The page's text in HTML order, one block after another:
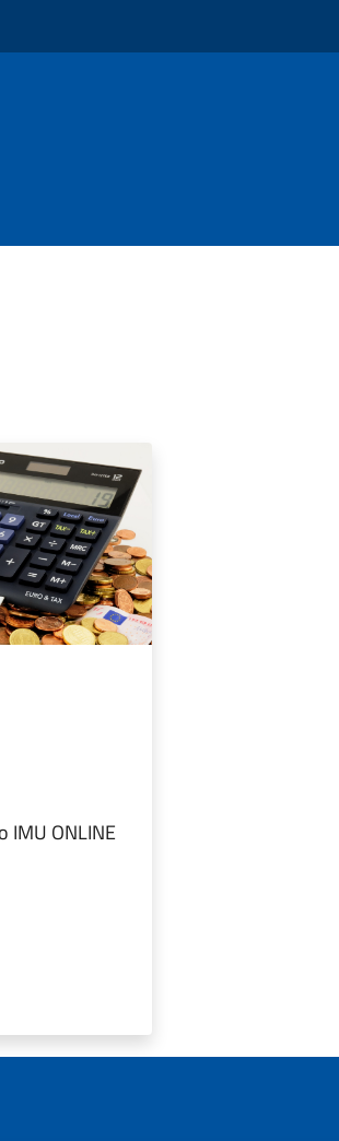
IMU ONLINE